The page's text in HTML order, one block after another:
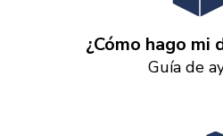
¿Cómo hago mi
Guía de